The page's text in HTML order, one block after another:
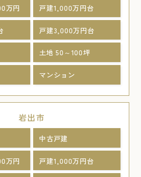
万円 戸建1,000万円台
戸建3,000万円台
土地 50～100坪
マンション
岩出市
中古戸建
万円 戸建1,000万円台